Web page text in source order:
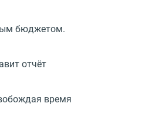
бюджетом.
отчёт
время